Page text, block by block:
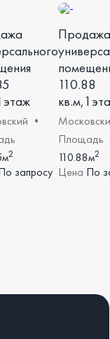
•
2
запросу
Продажа
110.88
Площадь
110.88м2
Цена По